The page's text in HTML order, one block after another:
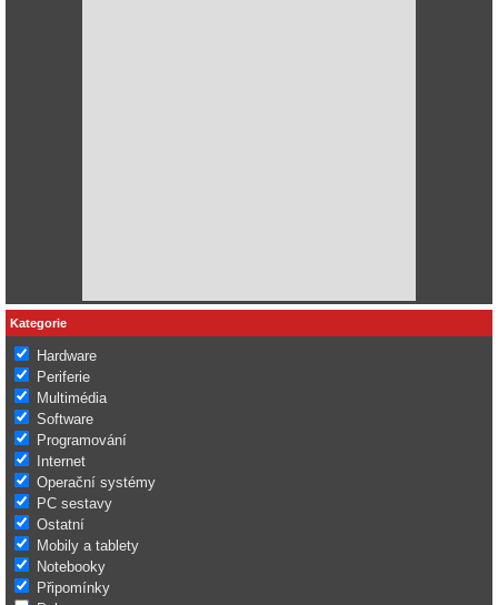
Kategorie
Hardware
Periferie
Multimédia
Software
Programování
Internet
Operační systémy
PC sestavy
Ostatní
Mobily a tablety
Notebooky
Připomínky